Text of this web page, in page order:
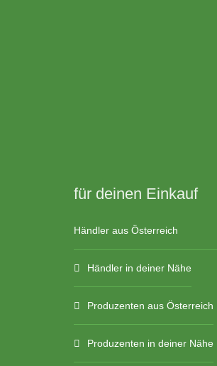
für deinen Einkauf
Händler aus Österreich
Händler in deiner Nähe
Produzenten aus Österreich
Produzenten in deiner Nähe